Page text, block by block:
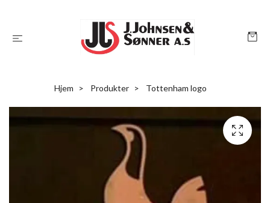
Hjem Produkter Tottenham logo